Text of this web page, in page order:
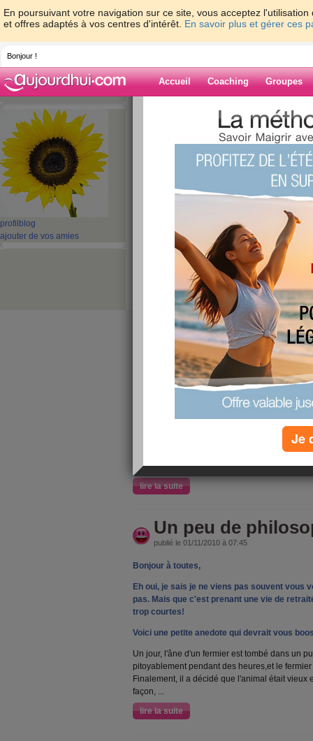
En poursuivant votre navigation sur ce site, vous acceptez
et offres adaptés à vos centres d'intérêt. En savoir plus et gérer ces
Bonjour !
Accueil Coaching Groupes
profil blog
ajouter de vos amies
>
Blog de
3 4
Quizz: Les 10
mieux dormir
publié le 13/11/2010 à 21:48
j'ai fait 8/10
Les 10
mieux
lire la suite
Un peu de
publié le 01/11/2010 à 07:45
Bonjour à toutes,
Eh oui, je sais je ne viens pas souvent vous
pas. Mais que c'est prenant une vie de
trop courtes!
Voici une petite anedote qui devrait vous
Un jour, l'âne d'un fermier est tombé dans un
pitoyablement pendant des heures,et le
Finalement, il a décidé que l'animal était vieux
façon, ...
lire la suite
Je